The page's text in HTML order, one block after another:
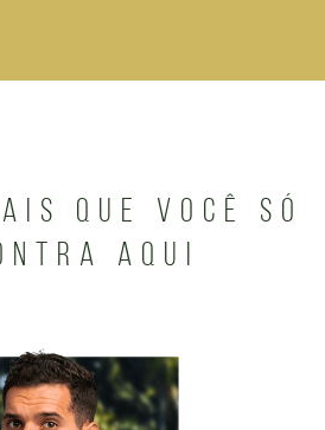
QUE VOCÊ SÓ
AQUI